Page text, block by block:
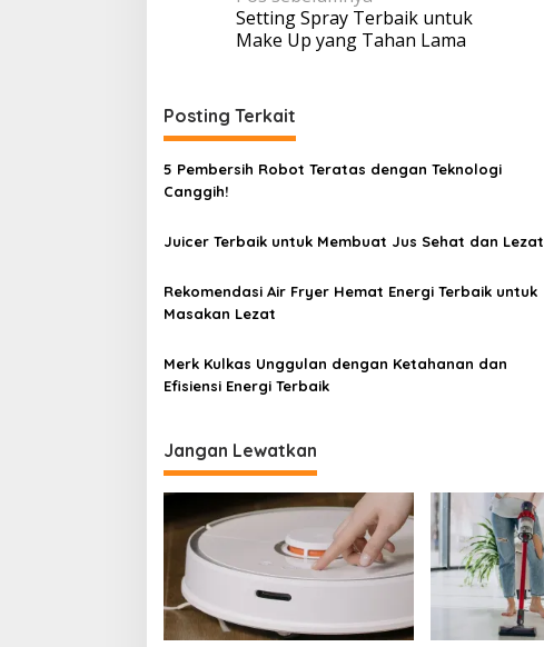
a
g
a
s
p
o
s
Setting Spray Terbaik untuk
Make Up yang Tahan Lama
Posting Terkait
5 Pembersih Robot Teratas dengan Teknologi
Canggih!
Juicer Terbaik untuk Membuat Jus Sehat dan Lezat
Rekomendasi Air Fryer Hemat Energi Terbaik untuk
Masakan Lezat
Merk Kulkas Unggulan dengan Ketahanan dan
Efisiensi Energi Terbaik
Jangan Lewatkan